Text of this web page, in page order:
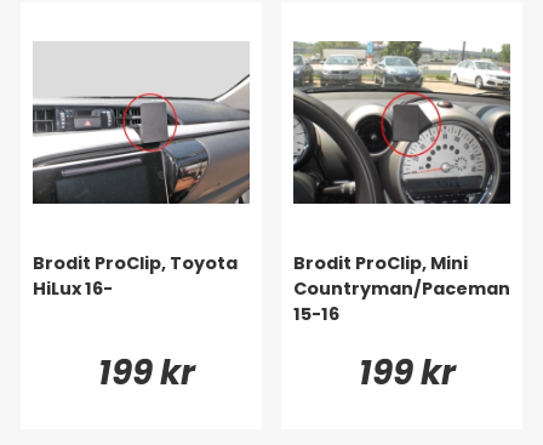
Brodit ProClip, Toyota
HiLux 16-
199 kr
Brodit ProClip, Mini
Countryman/Paceman
15-16
199 kr